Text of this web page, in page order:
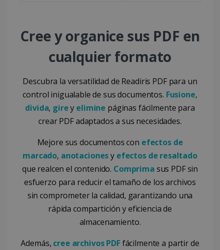
Cree y organice sus PDF en
cualquier formato
Descubra la versatilidad de Readiris PDF para un
control inigualable de sus documentos. Fusione,
divida, girey elimine páginas fácilmente para
crear PDF adaptados a sus necesidades.
Mejore sus documentos con efectos de
marcado, anotacionesy efectos de resaltado
que realcen el contenido. Comprima sus PDF sin
esfuerzo para reducir el tamaño de los archivos
sin comprometer la calidad, garantizando una
rápida compartición y eficiencia de
almacenamiento.
Además, cree archivos PDFfácilmente a partir de